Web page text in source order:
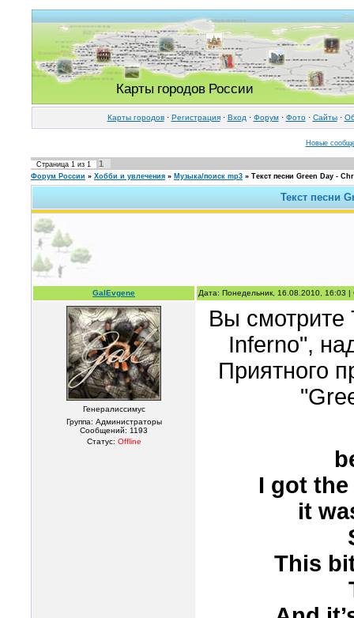
Карты городов России
Карты городов· Регистрация· Вход · Форум· Фото· Cайты·
Новые
Страница 1 из 1 1
Форум России » Хобби и увлечения » Музыка/поиск mp3 » Текст песни Green Day -
Текст песни
GalEvgene Дата: Понедельник, 16.08.2010, 16:03
Генералиссимус
Группа: Администраторы
Сообщений: 1193
Статус: Offline
Вы смотрите
Inferno",
Приятного
I got
it
This